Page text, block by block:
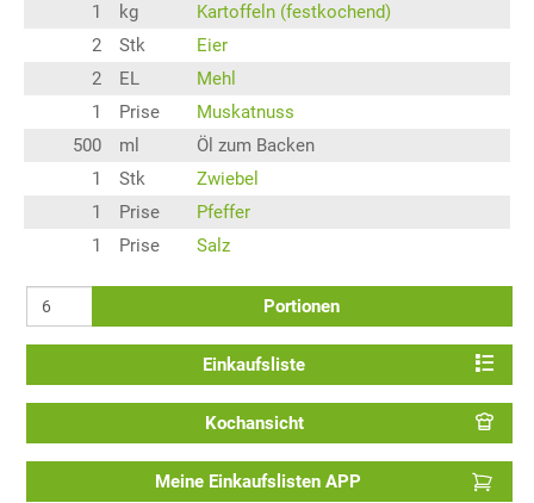
1 kg
Kartoffeln (festkochend)
2
Stk
Eier
2
EL
Mehl
1
Prise
Muskatnuss
500
ml
Öl zum Backen
1
Stk
Zwiebel
1
Prise
Pfeffer
1
Prise Salz
Portionen
Einkaufsliste
Kochansicht
Meine Einkaufslisten APP